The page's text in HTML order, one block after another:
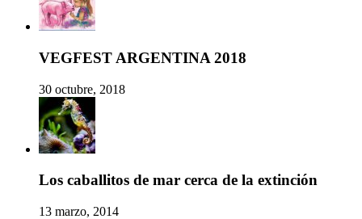
VEGFEST ARGENTINA 2018
30 octubre, 2018
Los caballitos de mar cerca de la extinción
13 marzo, 2014